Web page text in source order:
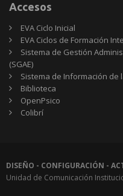
Accesos
EVA Ciclo Inicial
EVA Ciclos de Formación
Sistema de Gestión
(SGAE)
Sistema de Información de
Biblioteca
OpenPsico
Colibrí
DISEÑO - CONFIGURACIÓN -
Unidad de Comunicación